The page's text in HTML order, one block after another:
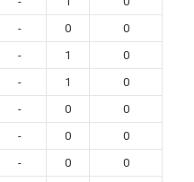
- 0
0
- 1
0
- 1
0
- 0
0
- 0
0
- 0
0